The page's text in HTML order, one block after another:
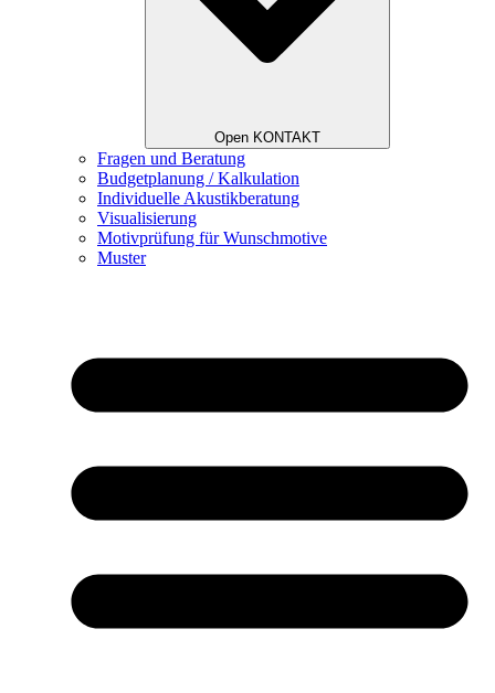
Open KONTAKT
Fragen und Beratung
Budgetplanung / Kalkulation
Individuelle Akustikberatung
Visualisierung
Motivprüfung für Wunschmotive
Muster